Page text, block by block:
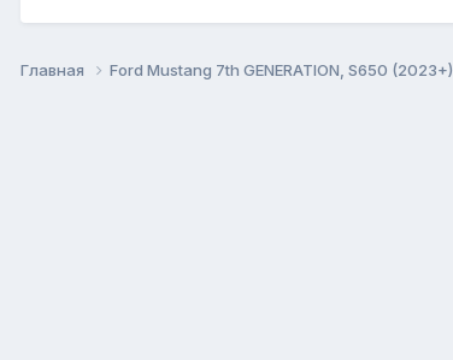
Главная Ford Mustang 7th GENERATION, S650 (2023+)